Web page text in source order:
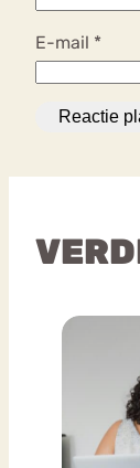
E-mail *